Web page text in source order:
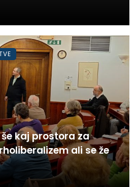
kaj prostora za
ali se že